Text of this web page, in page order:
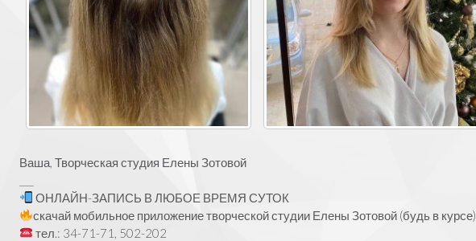
Ваша, Творческая студия Елены Зотовой
ОНЛАЙН-ЗАПИСЬ В ЛЮБОЕ ВРЕМЯ СУТОК
скачай мобильное приложение творческой студии Елены Зотовой (будь в курсе)
тел.: 34-71-71, 502-202